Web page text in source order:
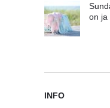
on ja
INFO